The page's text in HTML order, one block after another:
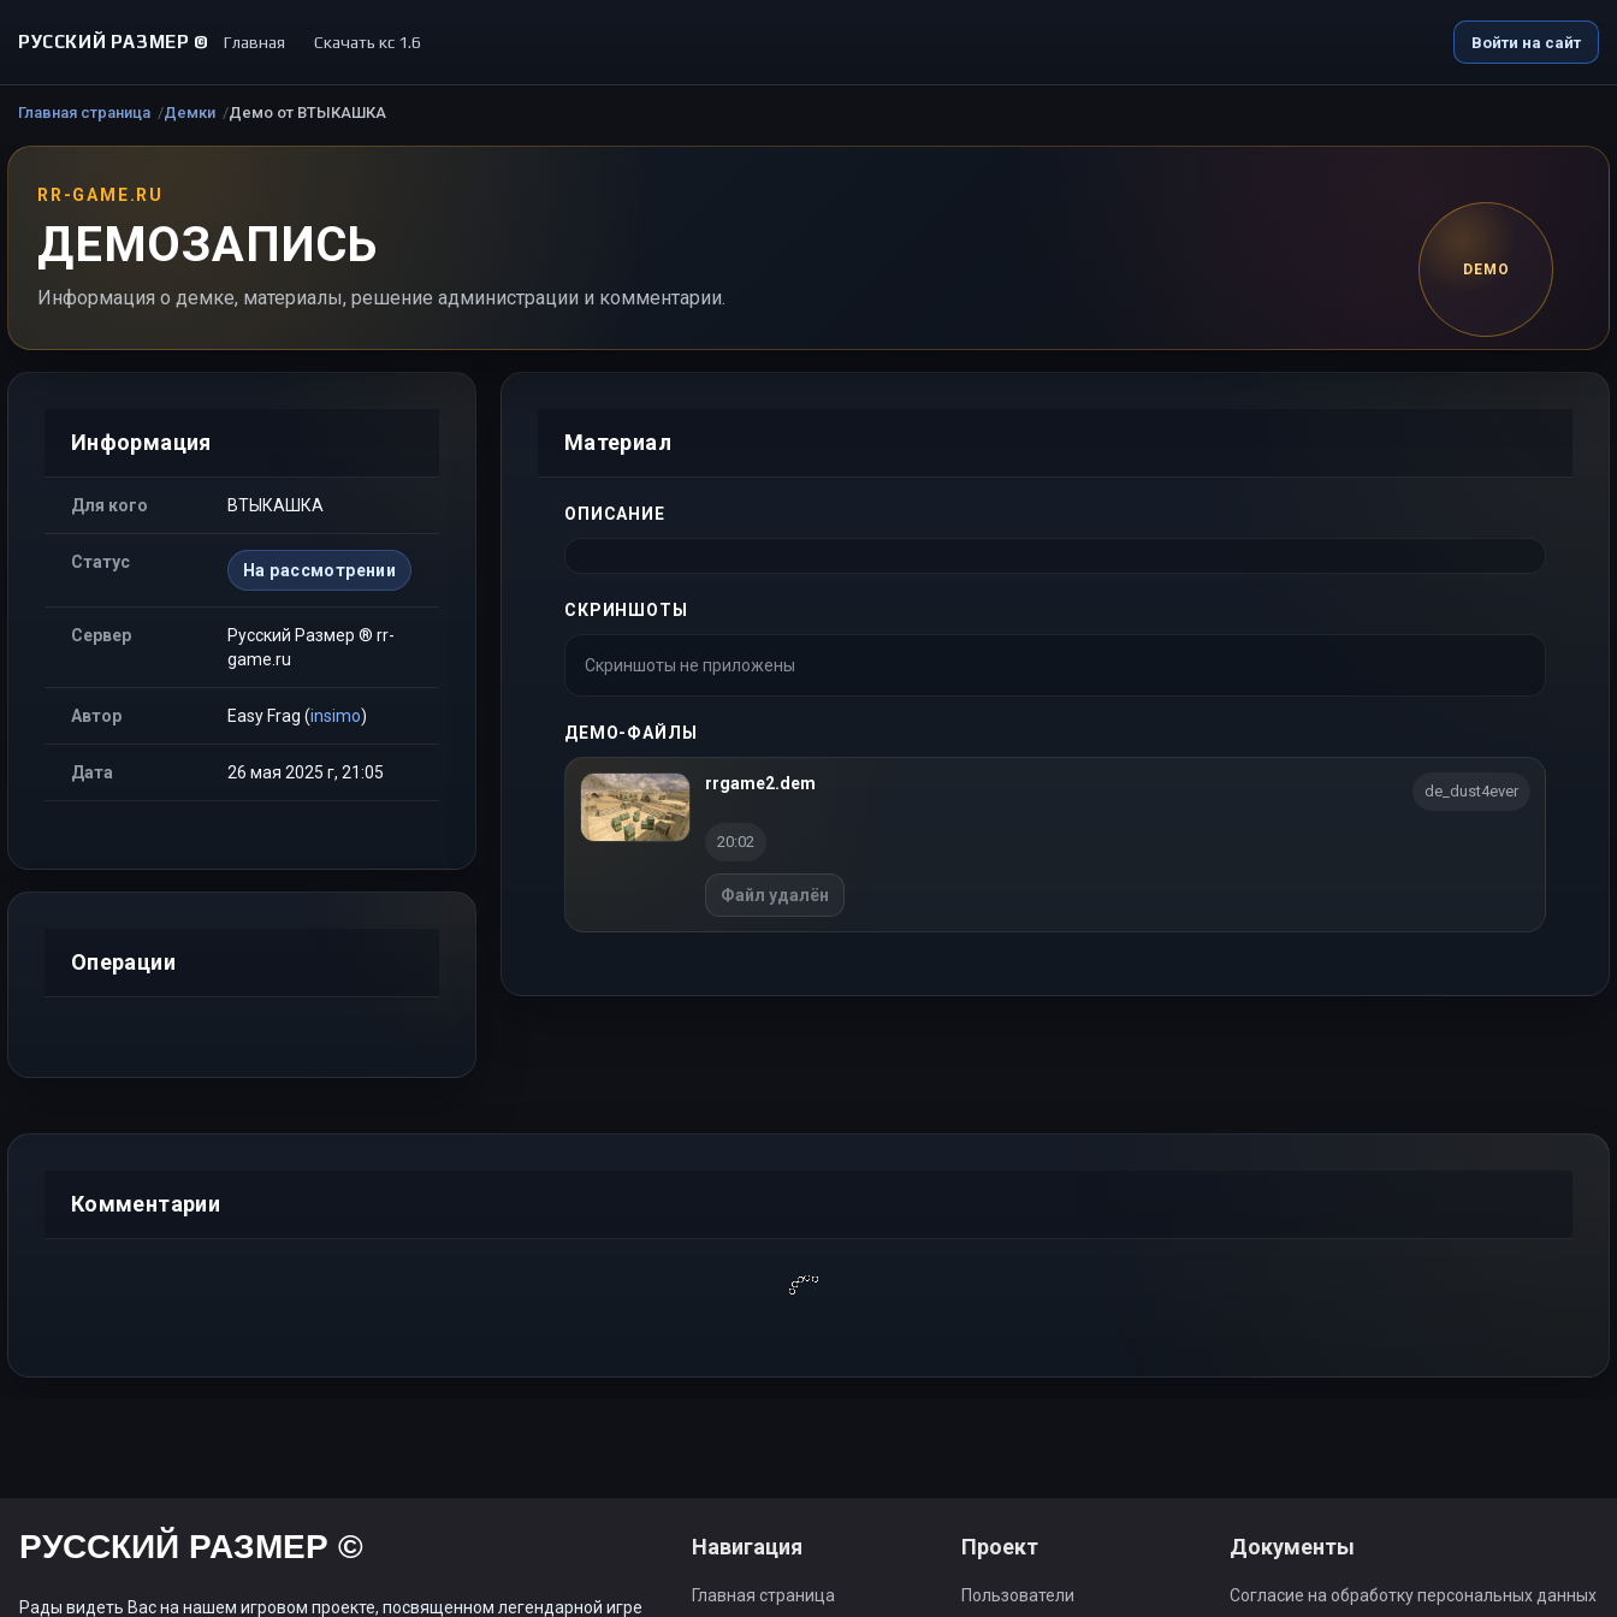
РУССКИЙ РАЗМЕР © Главная Скачать кс 1.6 Войти на сайт
Главная страница Демки Демо от ВТЫКАШКА
RR-GAME.RU
ДЕМОЗАПИСЬ
Информация о демке, материалы, решение администрации и комментарии.
DEMO
Информация
Для кого ВТЫКАШКА
Статус На рассмотрении
Сервер
Русский Размер ® rr-
game.ru
Автор Easy Frag (insimo)
Дата 26 мая 2025 г, 21:05
Операции
Материал
ОПИСАНИЕ
СКРИНШОТЫ
Скриншоты не приложены
ДЕМО-ФАЙЛЫ
rrgame2.dem de_dust4ever
20:02
Файл удалён
Комментарии
РУССКИЙ РАЗМЕР ©
Рады видеть Вас на нашем игровом проекте, посвященном легендарной игре
Навигация
Главная страница
Проект
Пользователи
Документы
Согласие на обработку персональных данных